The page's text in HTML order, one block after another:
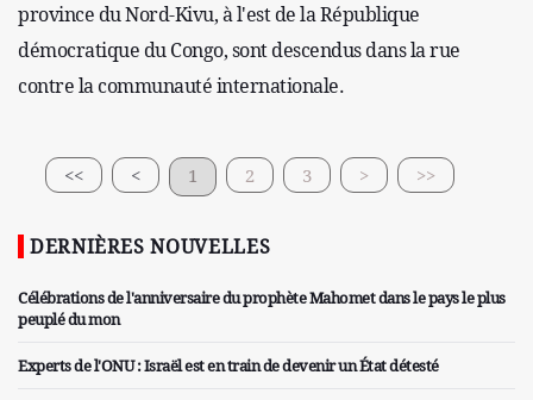
province du Nord-Kivu, à l'est de la République
démocratique du Congo, sont descendus dans la rue
contre la communauté internationale.
<< < 1 2 3 > >>
DERNIÈRES NOUVELLES
Célébrations de l'anniversaire du prophète Mahomet dans le pays le plus
peuplé du mon
Experts de l'ONU : Israël est en train de devenir un État détesté